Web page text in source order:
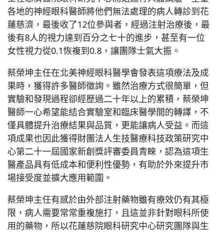
各地的神經眼科醫師將他們無法處理的病人轉診到花
蓮慈濟，最後收了12位參與者，經過注射治療後，最
後有8人的視力達到百分之七十的進步，甚至有一位
女性視力從0.1恢複到0.8，讓團隊士氣大振。
蔡榮坤主任在北美神經眼科醫學會發表這項療法及成
果時，獲得許多醫師徵詢。雖然治療方式很簡單，但
實驗和發現過程卻經歷過二十年以上的累積，蔡榮坤
醫師一心希望能結合實驗室和臨床醫學間的轉譯，不
僅具體提升治療結果與品質，更能讓病人受益。而這
項成果也因此獲得財團法人生技醫療科技政策研究中
心第二十一屆國家新創獎評審委員青睞，認為這項生
醫產品具有低成本和便利性優勢，有助於外來提升市
場接受度並擴大應用範圍。
蔡榮坤主任有感於由外部注射藥物雖有療效仍有其極
限，病人需要常常重複施打，且這並非針對眼科所使
用的藥物，所以花蓮慈院眼科研究中心研究團隊與生